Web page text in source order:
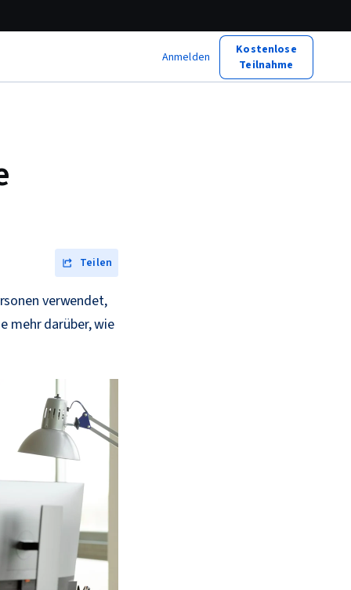
Anmelden
Kostenlose
Teilnahme
Teilen
verwendet,
mehr darüber, wie